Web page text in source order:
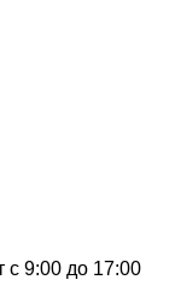
с 9:00 до 17:00